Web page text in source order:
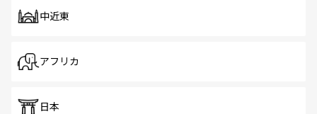
中近東
アフリカ
日本